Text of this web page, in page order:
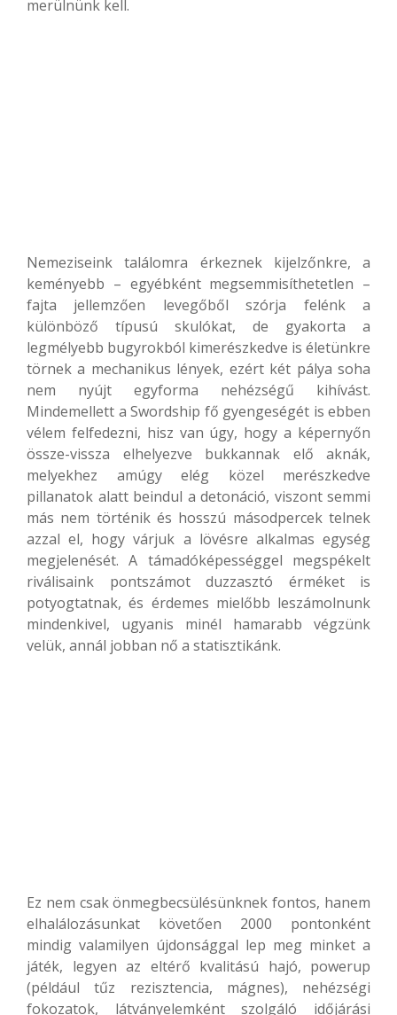
merülnünk kell.
Nemeziseink találomra érkeznek kijelzőnkre, a
keményebb – egyébként megsemmisíthetetlen –
fajta jellemzően levegőből szórja felénk a
különböző típusú skulókat, de gyakorta a
legmélyebb bugyrokból kimerészkedve is életünkre
törnek a mechanikus lények, ezért két pálya soha
nem nyújt egyforma nehézségű kihívást.
Mindemellett a Swordship fő gyengeségét is ebben
vélem felfedezni, hisz van úgy, hogy a képernyőn
össze-vissza elhelyezve bukkannak elő aknák,
melyekhez amúgy elég közel merészkedve
pillanatok alatt beindul a detonáció, viszont semmi
más nem történik és hosszú másodpercek telnek
azzal el, hogy várjuk a lövésre alkalmas egység
megjelenését. A támadóképességgel megspékelt
riválisaink pontszámot duzzasztó érméket is
potyogtatnak, és érdemes mielőbb leszámolnunk
mindenkivel, ugyanis minél hamarabb végzünk
velük, annál jobban nő a statisztikánk.
Ez nem csak önmegbecsülésünknek fontos, hanem
elhalálozásunkat követően 2000 pontonként
mindig valamilyen újdonsággal lep meg minket a
játék, legyen az eltérő kvalitású hajó, powerup
(például tűz rezisztencia, mágnes), nehézségi
fokozatok, látványelemként szolgáló időjárási